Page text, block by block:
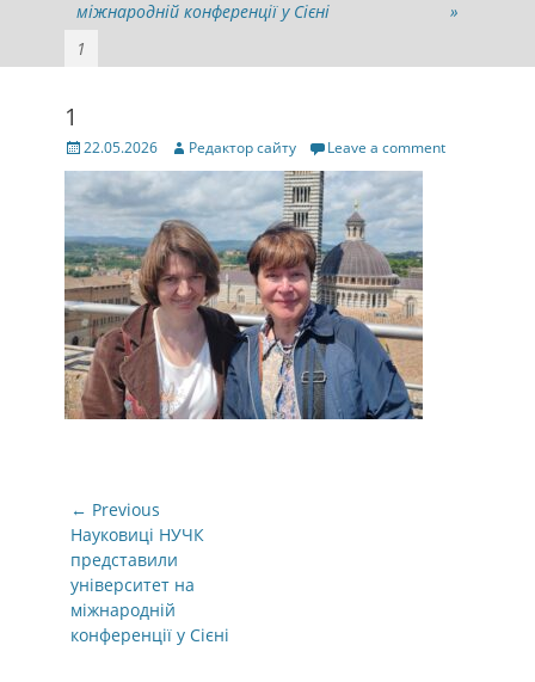
міжнародній конференції у Сієні
»
1
1
Posted
on
22.05.2026 Author
Редактор сайту Leave a comment
Навігація
записів
← Previous
Previous
post:
Науковиці НУЧК
представили
університет на
міжнародній
конференції у Сієні